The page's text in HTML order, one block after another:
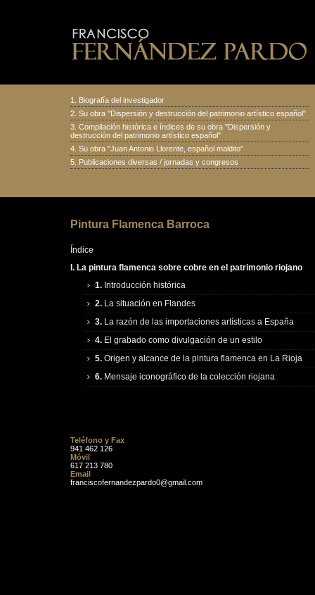
1. Biografía del investigador
2. Su obra "Dispersión y destrucción del patrimonio artístico español"
3. Compilación histórica e índices de su obra "Dispersión y
destrucción del patrimonio artístico español"
4. Su obra "Juan Antonio Llorente, español maldito"
5. Publicaciones diversas / jornadas y congresos
Pintura Flamenca Barroca
Índice
I. La pintura flamenca sobre cobre en el patrimonio riojano
1. Introducción histórica
2. La situación en Flandes
3. La razón de las importaciones artísticas a España
4. El grabado como divulgación de un estilo
5. Origen y alcance de la pintura flamenca en La Rioja
6. Mensaje iconográfico de la colección riojana
Teléfono y Fax
941 462 126
Móvil
617 213 780
Email
franciscofernandezpardo0@gmail.com